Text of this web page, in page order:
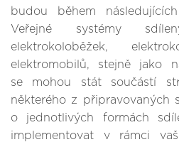
budou během
Veřejné systémy
elektrokoloběžek,
elektromobilů, stejně jako
se mohou stát součástí
některého z připravovaných
o jednotlivých formách
implementovat v rámci